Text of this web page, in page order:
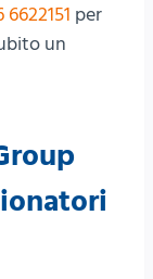
6622151 per
un